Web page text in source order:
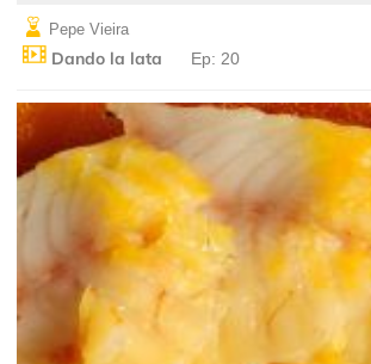
Pepe Vieira
Dando la lata Ep: 20